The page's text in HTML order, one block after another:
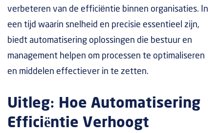
verbeteren van de efficiëntie binnen organisaties. In
een tijd waarin snelheid en precisie essentieel zijn,
biedt automatisering oplossingen die bestuur en
management helpen om processen te optimaliseren
en middelen effectiever in te zetten.
Uitleg: Hoe Automatisering
Efficiëntie Verhoogt